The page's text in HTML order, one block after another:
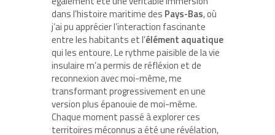
dans l’histoire maritime des Pays-Bas, où
j’ai pu apprécier l’interaction fascinante
entre les habitants et l’élément aquatique
qui les entoure. Le rythme paisible de la vie
insulaire m’a permis de réfléxion et de
reconnexion avec moi-même, me
transformant progressivement en une
version plus épanouie de moi-même.
Chaque moment passé à explorer ces
territoires méconnus a été une révélation,